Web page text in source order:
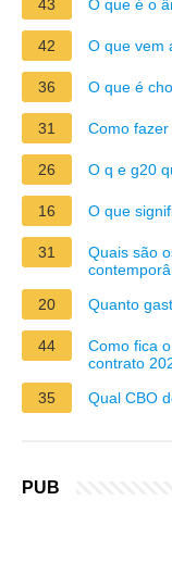
43 O que é o
42 O que vem
36 O que é
31 Como
26 O q e g20
16 O que
31
Quais são
20
Quanto
44
Como fica
contrato
35
Qual CBO
PUB